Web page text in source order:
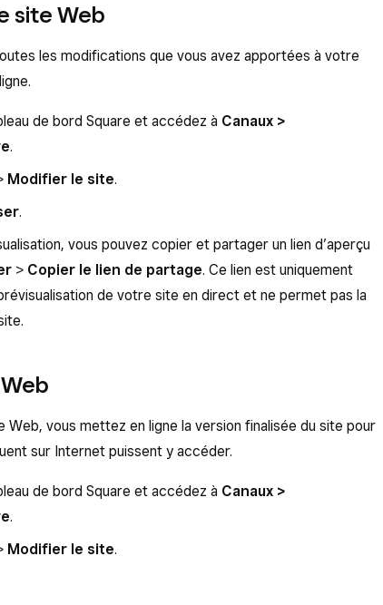
site Web
les modifications que vous avez apportées à votre
de bord Square et accédez à Canaux >
.
Modifier le site.
.
vous pouvez copier et partager un lien d’aperçu
> Copier le lien de partage. Ce lien est uniquement
de votre site en direct et ne permet pas la
Web, vous mettez en ligne la version finalisée du site pour
sur Internet puissent y accéder.
de bord Square et accédez à Canaux >
.
Modifier le site.